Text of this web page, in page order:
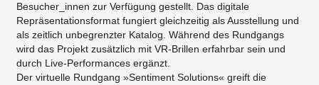
Besucher_innen zur Verfügung gestellt. Das digitale
Repräsentationsformat fungiert gleichzeitig als Ausstellung und
als zeitlich unbegrenzter Katalog. Während des Rundgangs
wird das Projekt zusätzlich mit VR-Brillen erfahrbar sein und
durch Live-Performances ergänzt.
Der virtuelle Rundgang »Sentiment Solutions« greift die